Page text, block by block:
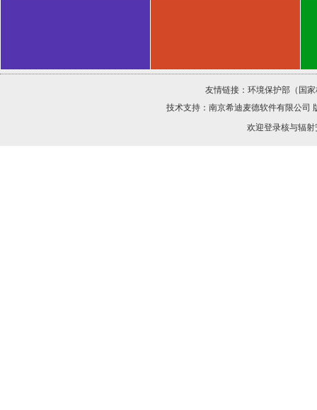
友情链接： 环境保护部（国
技术支持：南京希迪麦德软件有限公司
欢迎登录核与辐